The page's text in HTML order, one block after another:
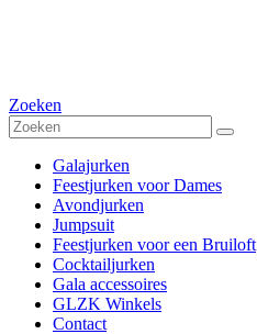
Zoeken
Galajurken
Feestjurken voor Dames
Avondjurken
Jumpsuit
Feestjurken voor een Bruiloft
Cocktailjurken
Gala accessoires
GLZK Winkels
Contact